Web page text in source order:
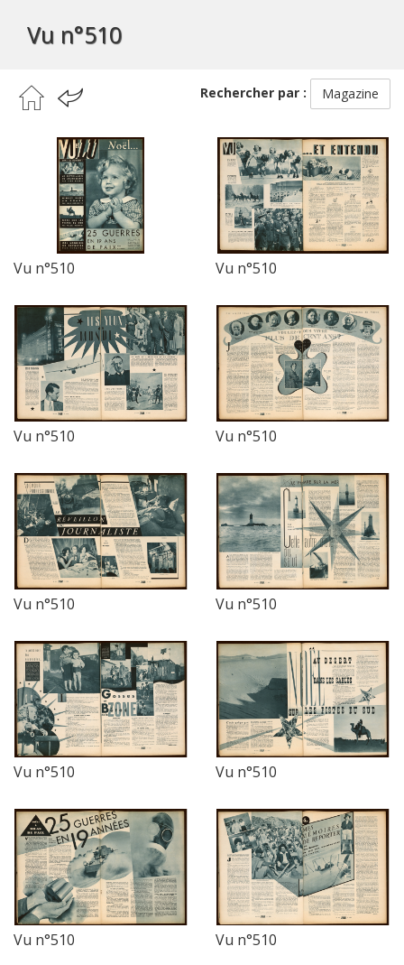
Vu n°510
Rechercher par : Magazine
Vu n°510 Vu n°510
Vu n°510 Vu n°510
Vu n°510 Vu n°510
Vu n°510 Vu n°510
Vu n°510 Vu n°510